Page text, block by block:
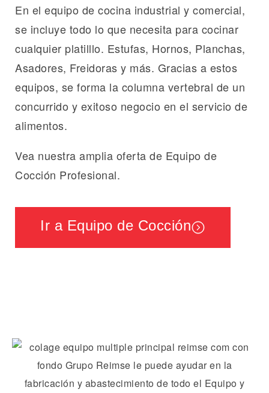
En el equipo de cocina industrial y comercial,
se incluye todo lo que necesita para cocinar
cualquier platilllo. Estufas, Hornos, Planchas,
Asadores, Freidoras y más. Gracias a estos
equipos, se forma la columna vertebral de un
concurrido y exitoso negocio en el servicio de
alimentos.
Vea nuestra amplia oferta de Equipo de
Cocción Profesional.
Ir a Equipo de Cocción